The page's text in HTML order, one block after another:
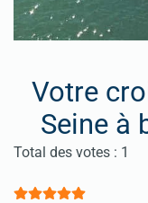
Votre
Seine à
Vote utilisateur:5/
Total des votes : 1